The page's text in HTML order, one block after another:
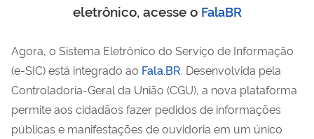
eletrônico, acesse o FalaBR
Agora, o Sistema Eletrônico do Serviço de Informação
(e-SIC) está integrado ao Fala.BR. Desenvolvida pela
Controladoria-Geral da União (CGU), a nova plataforma
permite aos cidadãos fazer pedidos de informações
públicas e manifestações de ouvidoria em um único